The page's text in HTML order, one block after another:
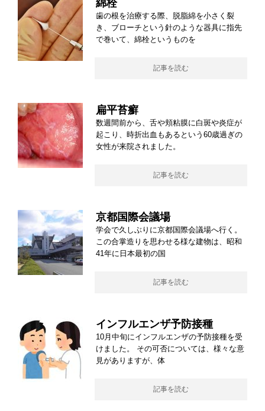
綿栓
歯の根を治療する際、脱脂綿を小さく裂
き、ブローチという針のような器具に指先
で巻いて、綿栓というものを
記事を読む
扁平苔癬
数週間前から、舌や頬粘膜に白斑や炎症が
起こり、時折出血もあるという60歳過ぎの
女性が来院されました。
記事を読む
京都国際会議場
学会で久しぶりに京都国際会議場へ行く。
この合掌造りを思わせる様な建物は、昭和
41年に日本最初の国
記事を読む
インフルエンザ予防接種
10月中旬にインフルエンザの予防接種を受
けました。 その可否については、様々な意
見がありますが、体
記事を読む